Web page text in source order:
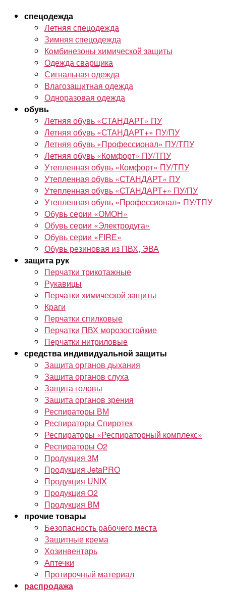
спецодежда
Летняя спецодежда
Зимняя спецодежда
Комбинезоны химической защиты
Одежда сварщика
Сигнальная одежда
Влагозащитная одежда
Одноразовая одежда
обувь
Летняя обувь «СТАНДАРТ» ПУ
Летняя обувь «СТАНДАРТ+» ПУ/ПУ
Летняя обувь «Профессионал» ПУ/ТПУ
Летняя обувь «Комфорт» ПУ/ТПУ
Утепленная обувь «Комфорт» ПУ/ТПУ
Утепленная обувь «СТАНДАРТ» ПУ
Утепленная обувь «СТАНДАРТ+» ПУ/ПУ
Утепленная обувь «Профессионал» ПУ/ТПУ
Обувь серии «ОМОН»
Обувь серии «Электродуга»
Обувь серии «FIRE»
Обувь резиновая из ПВХ, ЭВА
защита рук
Перчатки трикотажные
Рукавицы
Перчатки химической защиты
Краги
Перчатки спилковые
Перчатки ПВХ морозостойкие
Перчатки нитриловые
средства индивидуальной защиты
Защита органов дыхания
Защита органов слуха
Защита головы
Защита органов зрения
Респираторы ВМ
Респираторы Спиротек
Респираторы «Респираторный комплекс»
Респираторы O2
Продукция 3М
Продукция JetaPRO
Продукция UNIX
Продукция O2
Продукция ВМ
прочие товары
Безопасность рабочего места
Защитные крема
Хозинвентарь
Аптечки
Протирочный материал
распродажа